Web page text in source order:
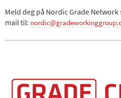
Meld deg på Nordic Grade
mail til: